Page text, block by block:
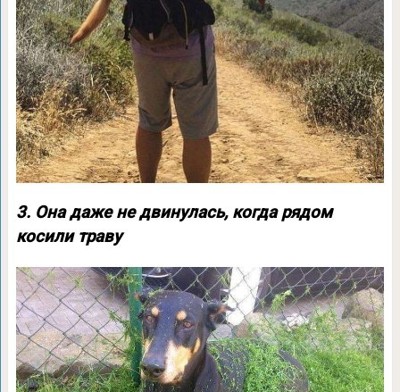
3. Она даже не двинулась, когда рядом
косили траву